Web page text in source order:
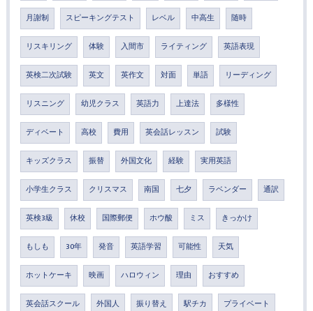
月謝制 スピーキングテスト レベル 中高生 随時
リスキリング 体験 入間市 ライティング 英語表現
英検二次試験 英文 英作文 対面 単語 リーディング
リスニング 幼児クラス 英語力 上達法 多様性
ディベート 高校 費用 英会話レッスン 試験
キッズクラス 振替 外国文化 経験 実用英語
小学生クラス クリスマス 南国 七夕 ラベンダー 通訳
英検3級 休校 国際郵便 ホウ酸 ミス きっかけ
もしも 30年 発音 英語学習 可能性 天気
ホットケーキ 映画 ハロウィン 理由 おすすめ
英会話スクール 外国人 振り替え 駅チカ プライベート